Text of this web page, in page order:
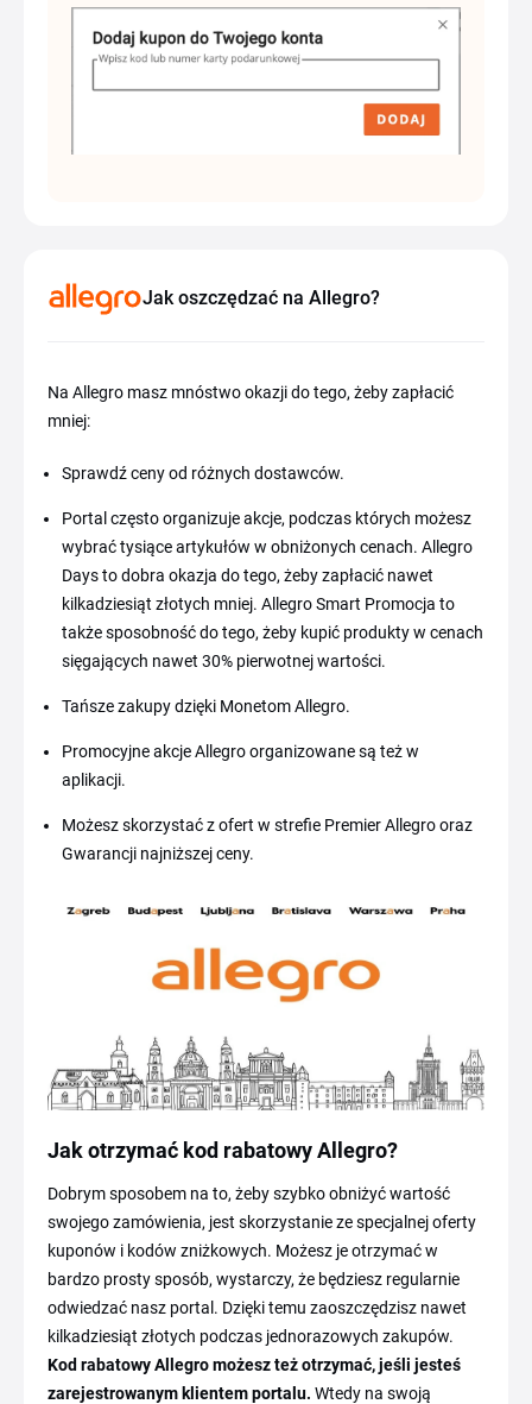
Jak oszczędzać na Allegro?
Na Allegro masz mnóstwo okazji do tego, żeby zapłacić
mniej:
Sprawdź ceny od różnych dostawców.
Portal często organizuje akcje, podczas których możesz
wybrać tysiące artykułów w obniżonych cenach. Allegro
Days to dobra okazja do tego, żeby zapłacić nawet
kilkadziesiąt złotych mniej. Allegro Smart Promocja to
także sposobność do tego, żeby kupić produkty w cenach
sięgających nawet 30% pierwotnej wartości.
Tańsze zakupy dzięki Monetom Allegro.
Promocyjne akcje Allegro organizowane są też w
aplikacji.
Możesz skorzystać z ofert w strefie Premier Allegro oraz
Gwarancji najniższej ceny.
Jak otrzymać kod rabatowy Allegro?
Dobrym sposobem na to, żeby szybko obniżyć wartość
swojego zamówienia, jest skorzystanie ze specjalnej oferty
kuponów i kodów zniżkowych. Możesz je otrzymać w
bardzo prosty sposób, wystarczy, że będziesz regularnie
odwiedzać nasz portal. Dzięki temu zaoszczędzisz nawet
kilkadziesiąt złotych podczas jednorazowych zakupów.
Kod rabatowy Allegro możesz też otrzymać, jeśli jesteś
zarejestrowanym klientem portalu. Wtedy na swoją